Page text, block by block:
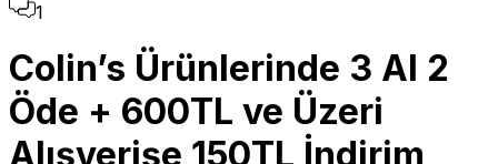
1
Colin’s Ürünlerinde 3 Al 2
Öde + 600TL ve Üzeri
Alışverişe 150TL İndirim